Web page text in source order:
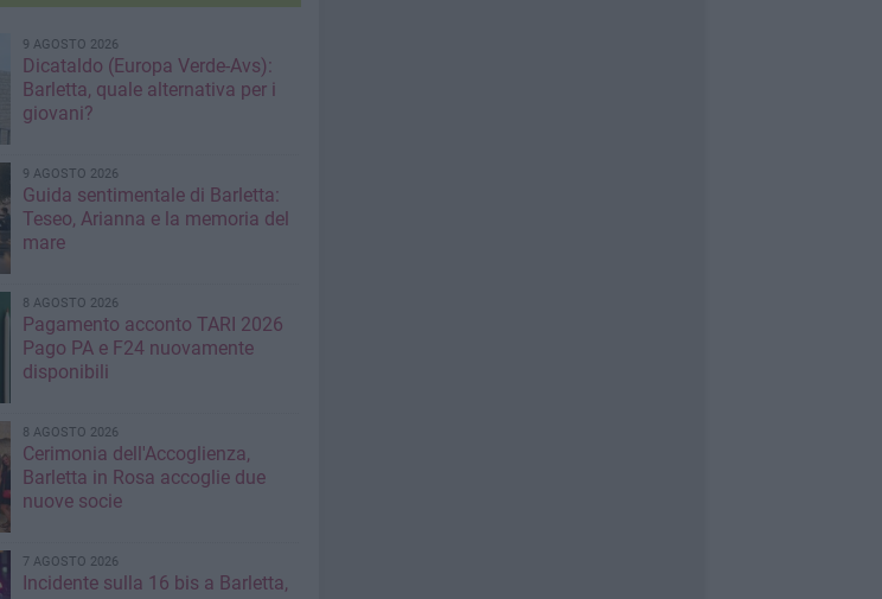
9 AGOSTO 2026
Dicataldo (Europa Verde-Avs):
Barletta, quale alternativa per i
giovani?
9 AGOSTO 2026
Guida sentimentale di Barletta:
Teseo, Arianna e la memoria del
mare
8 AGOSTO 2026
Pagamento acconto TARI 2026
Pago PA e F24 nuovamente
disponibili
8 AGOSTO 2026
Cerimonia dell'Accoglienza,
Barletta in Rosa accoglie due
nuove socie
7 AGOSTO 2026
Incidente sulla 16 bis a Barletta,